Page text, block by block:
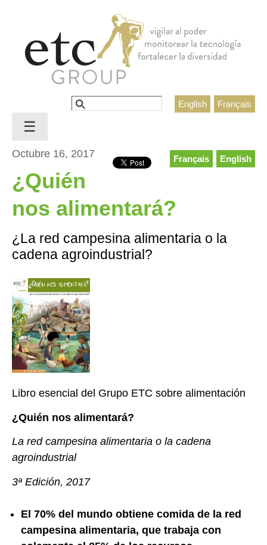
Français
English
Formulario de búsqueda
Buscar
English
Français
Octubre 16, 2017
¿Quién
nos alimentará?
¿La red campesina alimentaria o la
cadena agroindustrial?
Libro esencial del Grupo ETC sobre alimentación
¿Quién nos alimentará?
La red campesina alimentaria o la cadena
agroindustrial
3ª Edición, 2017
El 70% del mundo obtiene comida de la red
campesina alimentaria, que trabaja con
☰